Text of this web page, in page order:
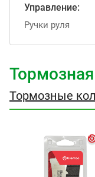
Управление:
Ручки руля
Тормозные